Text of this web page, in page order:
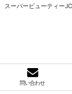
スーパービューティーJC
問い合わせ